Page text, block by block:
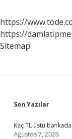
https://
https://
Sitemap
Sidebar
Son Yazılar
Kaç TL üstü
Ağustos 7, 2026